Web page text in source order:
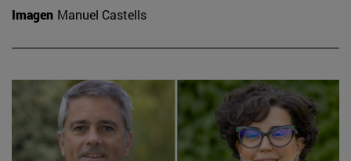
Imagen Manuel Castells